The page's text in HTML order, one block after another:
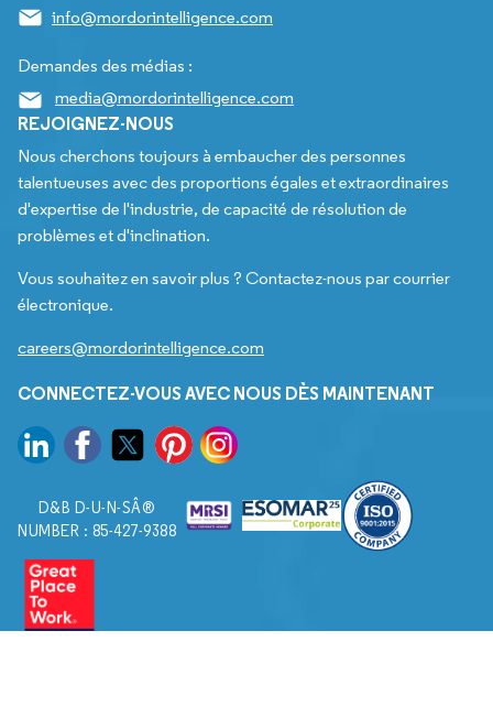
info@mordorintelligence.com
Demandes des médias :
media@mordorintelligence.com
REJOIGNEZ-NOUS
Nous cherchons toujours à embaucher des personnes
talentueuses avec des proportions égales et extraordinaires
d'expertise de l'industrie, de capacité de résolution de
problèmes et d'inclination.
Vous souhaitez en savoir plus ? Contactez-nous par courrier
électronique.
careers@mordorintelligence.com
CONNECTEZ-VOUS AVEC NOUS DÈS MAINTENANT
D&B D-U-N-SÂ®
NUMBER : 85-427-9388